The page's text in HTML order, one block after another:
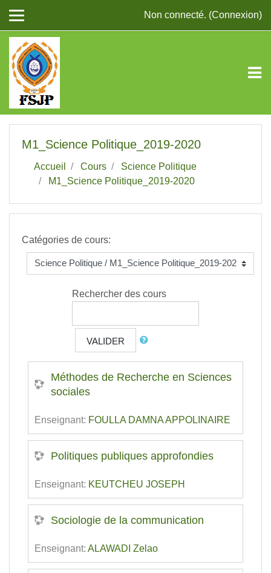
Non connecté. (Connexion)
M1_Science Politique_2019-2020
Accueil Cours
Science Politique
M1_Science Politique_2019-2020
Catégories de cours:
Rechercher des cours
VALIDER
Méthodes de Recherche en Sciences
sociales
Enseignant: FOULLA DAMNA APPOLINAIRE
Politiques publiques approfondies
Enseignant: KEUTCHEU JOSEPH
Sociologie de la communication
Enseignant: ALAWADI Zelao